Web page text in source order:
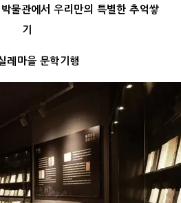
물관에서 우리만의 특별한 추억쌓
기
레마을 문학기행